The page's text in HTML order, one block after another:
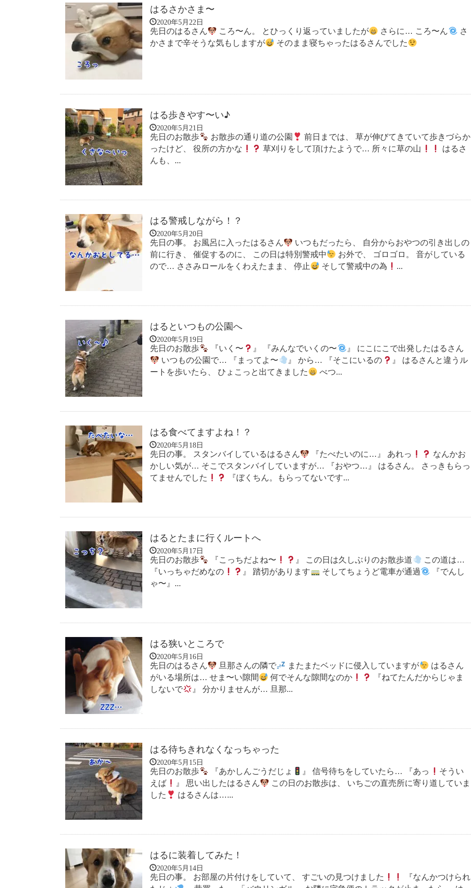
はるさかさま〜
2020年5月22日
先日のはるさん ころ〜ん。 とひっくり返っていましたが さらに… ころ〜ん
さ
かさまで辛そうな気もしますが
そのまま寝ちゃったはるさんでした
はる歩きやす〜い♪
2020年5月21日
先日のお散歩 お散歩の通り道の公園
前日までは、 草が伸びてきていて歩きづらか
ったけど、 役所の方かな
草刈りをして頂けたようで… 所々に草の山
はるさ
んも、...
はる警戒しながら！？
2020年5月20日
先日の事。 お風呂に入ったはるさん
いつもだったら、 自分からおやつの引き出しの
前に行き、 催促するのに、 この日は特別警戒中
お外で、 ゴロゴロ。 音がしている
ので… ささみロールをくわえたまま、 停止
そして警戒中の為 ...
はるといつもの公園へ
2020年5月19日
先日のお散歩 『いく〜 』 『みんなでいくの〜
』 にこにこで出発したはるさん
いつもの公園で… 『まってよ〜
』 から… 『そこにいるの
』 はるさんと違うル
ートを歩いたら、 ひょこっと出てきました
べつ...
はる食べてますよね！？
2020年5月18日
先日の事。 スタンバイしているはるさん 『たべたいのに…』 あれっ
なんかお
かしい気が… そこでスタンバイしていますが… 『おやつ…』 はるさん。 さっきもらっ
てませんでした
『ぼくちん。もらってないです...
はるとたまに行くルートへ
2020年5月17日
先日のお散歩 『こっちだよね〜 』 この日は久しぶりのお散歩道
この道は…
『いっちゃだめなの
』 踏切があります そしてちょうど電車が通過
『でんし
ゃ〜』...
はる狭いところで
2020年5月16日
先日のはるさん 旦那さんの隣で またまたベッドに侵入していますが
はるさん
がいる場所は… せま〜い隙間
何でそんな隙間なのか
『ねてたんだからじゃま
しないで
』 分かりませんが… 旦那...
はる待ちきれなくなっちゃった
2020年5月15日
先日のお散歩 『あかしんごうだじょ 』 信号待ちをしていたら… 『あっ
そうい
えば
』 思い出したはるさん
この日のお散歩は、 いちごの直売所に寄り道していま
した
はるさんは…...
はるに装着してみた！
2020年5月14日
先日の事。 お部屋の片付けをしていて、 すごいの見つけました
『なんかつけられ